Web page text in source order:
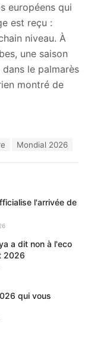
européens qui
est reçu :
niveau. À
une saison
le palmarès
montré de
Mondial 2026
l'arrivée de
a dit non à l'eco
2026
qui vous